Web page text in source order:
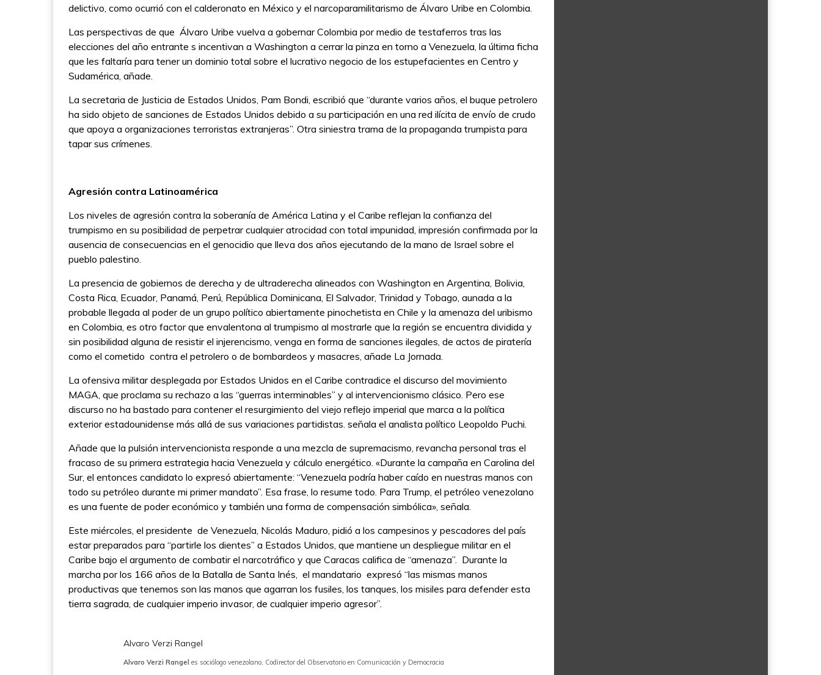
delictivo, como ocurrió con el calderonato en México y el narcoparamilitarismo de Álvaro Uribe en Colombia.
Las perspectivas de que Álvaro Uribe vuelva a gobernar Colombia por medio de testaferros tras las
elecciones del año entrante s incentivan a Washington a cerrar la pinza en torno a Venezuela, la última ficha
que les faltaría para tener un dominio total sobre el lucrativo negocio de los estupefacientes en Centro y
Sudamérica, añade.
La secretaria de Justicia de Estados Unidos, Pam Bondi, escribió que “durante varios años, el buque petrolero
ha sido objeto de sanciones de Estados Unidos debido a su participación en una red ilícita de envío de crudo
que apoya a organizaciones terroristas extranjeras”. Otra siniestra trama de la propaganda trumpista para
tapar sus crímenes.
Agresión contra Latinoamérica
Los niveles de agresión contra la soberanía de América Latina y el Caribe reflejan la confianza del
trumpismo en su posibilidad de perpetrar cualquier atrocidad con total impunidad, impresión confirmada por la
ausencia de consecuencias en el genocidio que lleva dos años ejecutando de la mano de Israel sobre el
pueblo palestino.
La presencia de gobiernos de derecha y de ultraderecha alineados con Washington en Argentina, Bolivia,
Costa Rica, Ecuador, Panamá, Perú, República Dominicana, El Salvador, Trinidad y Tobago, aunada a la
probable llegada al poder de un grupo político abiertamente pinochetista en Chile y la amenaza del uribismo
en Colombia, es otro factor que envalentona al trumpismo al mostrarle que la región se encuentra dividida y
sin posibilidad alguna de resistir el injerencismo, venga en forma de sanciones ilegales, de actos de piratería
como el cometido contra el petrolero o de bombardeos y masacres, añade La Jornada.
La ofensiva militar desplegada por Estados Unidos en el Caribe contradice el discurso del movimiento
MAGA, que proclama su rechazo a las “guerras interminables” y al intervencionismo clásico. Pero ese
discurso no ha bastado para contener el resurgimiento del viejo reflejo imperial que marca a la política
exterior estadounidense más allá de sus variaciones partidistas. señala el analista político Leopoldo Puchi.
Añade que la pulsión intervencionista responde a una mezcla de supremacismo, revancha personal tras el
fracaso de su primera estrategia hacia Venezuela y cálculo energético. «Durante la campaña en Carolina del
Sur, el entonces candidato lo expresó abiertamente: “Venezuela podría haber caído en nuestras manos con
todo su petróleo durante mi primer mandato”. Esa frase, lo resume todo. Para Trump, el petróleo venezolano
es una fuente de poder económico y también una forma de compensación simbólica», señala.
Este miércoles, el presidente de Venezuela, Nicolás Maduro, pidió a los campesinos y pescadores del país
estar preparados para “partirle los dientes” a Estados Unidos, que mantiene un despliegue militar en el
Caribe bajo el argumento de combatir el narcotráfico y que Caracas califica de “amenaza”. Durante la
marcha por los 166 años de la Batalla de Santa Inés, el mandatario expresó “las mismas manos
productivas que tenemos son las manos que agarran los fusiles, los tanques, los misiles para defender esta
tierra sagrada, de cualquier imperio invasor, de cualquier imperio agresor”.
Alvaro Verzi Rangel
Alvaro Verzi Rangel es sociólogo venezolano, Codirector del Observatorio en Comunicación y Democracia